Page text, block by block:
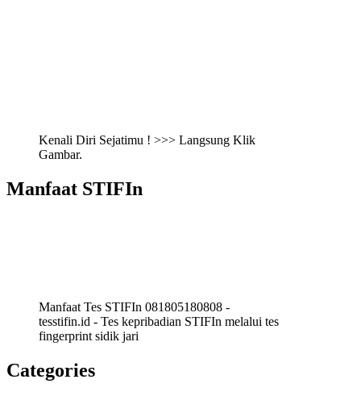
Kenali Diri Sejatimu ! >>> Langsung Klik
Gambar.
Manfaat STIFIn
Manfaat Tes STIFIn 081805180808 -
tesstifin.id - Tes kepribadian STIFIn melalui tes
fingerprint sidik jari
Categories